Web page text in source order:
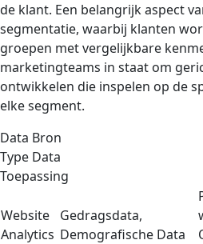
de klant. Een belangrijk aspect
segmentatie, waarbij klanten
groepen met vergelijkbare
marketingteams in staat om
ontwikkelen die inspelen op de
elke segment.
Data Bron
Type Data
Toepassing
Website
Analytics
Gedragsdata,
Demografische Data